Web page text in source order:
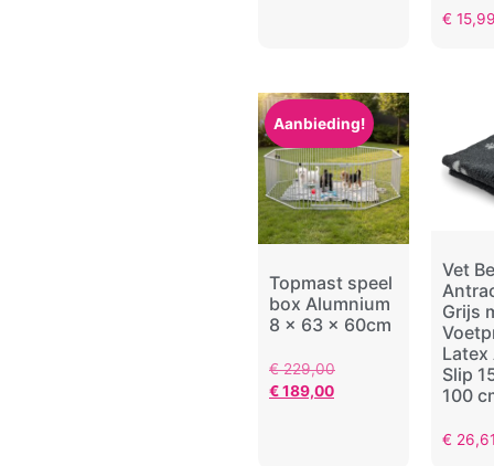
€
Aanbieding!
Topmast speel
box Alumnium
8 x 63 x 60cm
€229,00
€189,00
Vet
Grijs
Latex
Slip
100
€